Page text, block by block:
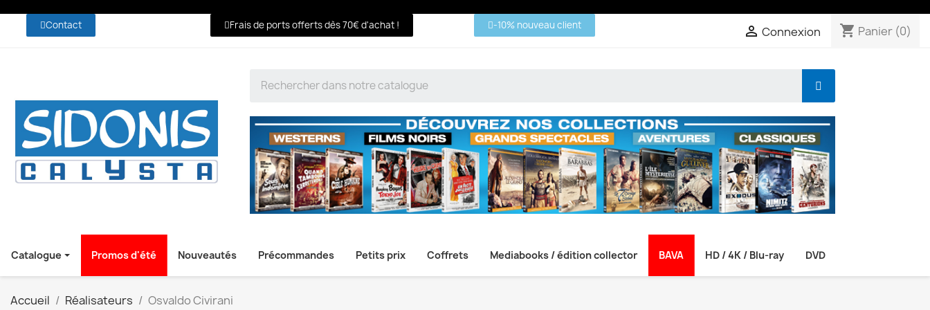
Contact Frais de ports offerts dès 70€ d'achat ! -10% nouveau client  Connexion shopping_cart Panier (0)
Catalogue Promos d'été Nouveautés Précommandes Petits prix Coffrets Mediabooks / édition collector BAVA HD / 4K / Blu-ray DVD
Accueil Réalisateurs Osvaldo Civirani